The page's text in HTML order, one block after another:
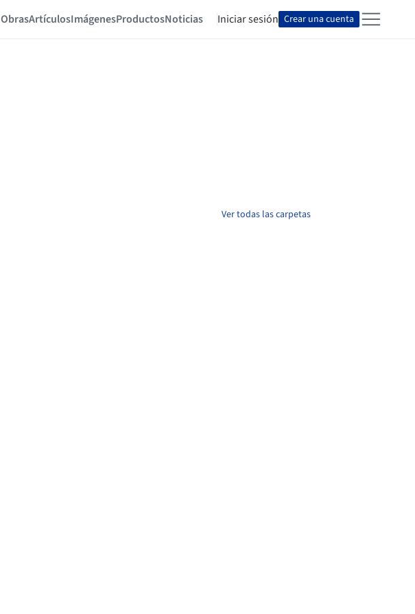
ObrasArtículosImágenesProductosNoticias Iniciar sesión Crear una cuenta
Ver todas las carpetas